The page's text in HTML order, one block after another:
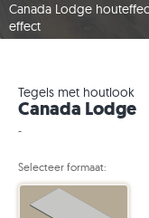
Canada Lodge
effect
Tegels met houtlook
Canada Lodge
-
Selecteer formaat: